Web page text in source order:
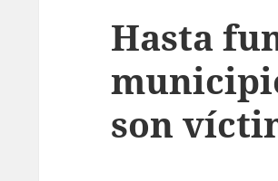
Hasta
son